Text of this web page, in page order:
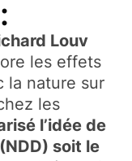
Louv
les effets
la nature sur
les
l’idée de
soit le